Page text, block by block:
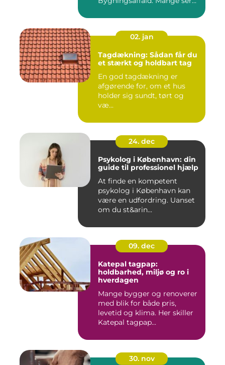
02. jan
Tagdækning: Sådan får du
et stærkt og holdbart tag
En god tagdækning er
afgørende for, om et hus
holder sig sundt, tørt og
væ...
24. dec
Psykolog i København: din
guide til professionel hjælp
At finde en kompetent
psykolog i København kan
være en udfordring. Uanset
om du st&arin...
09. dec
Katepal tagpap:
holdbarhed, miljø og ro i
hverdagen
Mange bygger og renoverer
med blik for både pris,
levetid og klima. Her skiller
Katepal tagpap...
30. nov